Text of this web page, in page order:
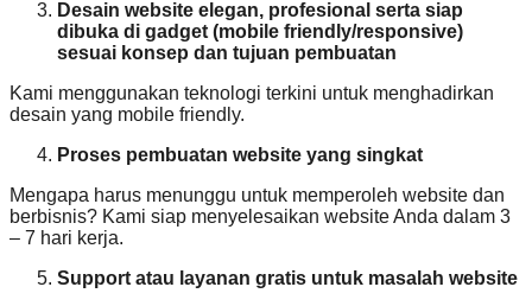
Desain website elegan, profesional serta siap
dibuka di gadget (mobile friendly/responsive)
sesuai konsep dan tujuan pembuatan
Kami menggunakan teknologi terkini untuk menghadirkan
desain yang mobile friendly.
Proses pembuatan website yang singkat
Mengapa harus menunggu untuk memperoleh website dan
berbisnis? Kami siap menyelesaikan website Anda dalam 3
– 7 hari kerja.
Support atau layanan gratis untuk masalah website